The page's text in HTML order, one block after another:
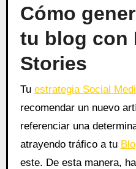
Cómo
tu blog con
Stories
Tu estrategia Social
recomendar un nuevo
referenciar una
atrayendo tráfico a tu
este. De esta manera,